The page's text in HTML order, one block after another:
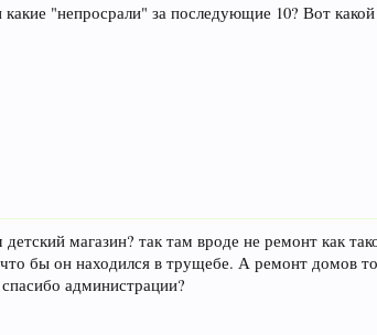
"непросрали" за последующие 10? Вот
магазин? так там вроде не ремонт как
бы он находился в трущебе. А ремонт домов
администрации?